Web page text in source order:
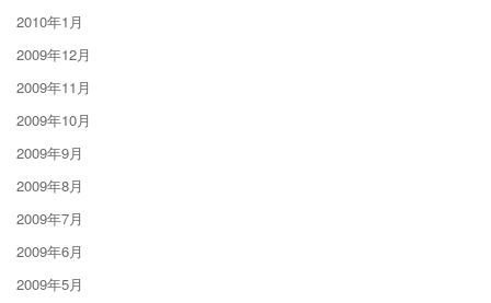
2010年1月
2009年12月
2009年11月
2009年10月
2009年9月
2009年8月
2009年7月
2009年6月
2009年5月